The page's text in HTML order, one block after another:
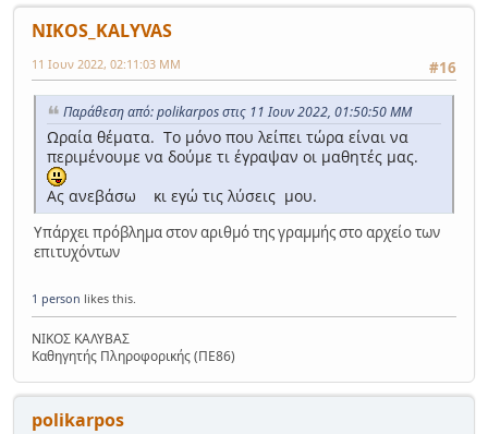
NIKOS_KALYVAS
#16
11 Ιουν 2022, 02:11:03 ΜΜ
Παράθεση από: polikarpos στις 11 Ιουν 2022, 01:50:50 ΜΜ
Ωραία θέματα. Το μόνο που λείπει τώρα είναι να
περιμένουμε να δούμε τι έγραψαν οι μαθητές μας.
Ας ανεβάσω κι εγώ τις λύσεις μου.
Υπάρχει πρόβλημα στον αριθμό της γραμμής στο αρχείο των
επιτυχόντων
1 person likes this.
ΝΙΚΟΣ ΚΑΛΥΒΑΣ
Καθηγητής Πληροφορικής (ΠΕ86)
polikarpos